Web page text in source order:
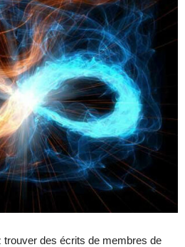
trouver des écrits de membres de